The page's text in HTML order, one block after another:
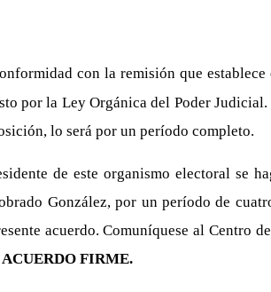
con la remisión que
por la Ley Orgánica del Poder
lo será por un período completo.
de este organismo electoral se
González, por un período de
acuerdo. Comuníquese al Centro
ACUERDO FIRME.